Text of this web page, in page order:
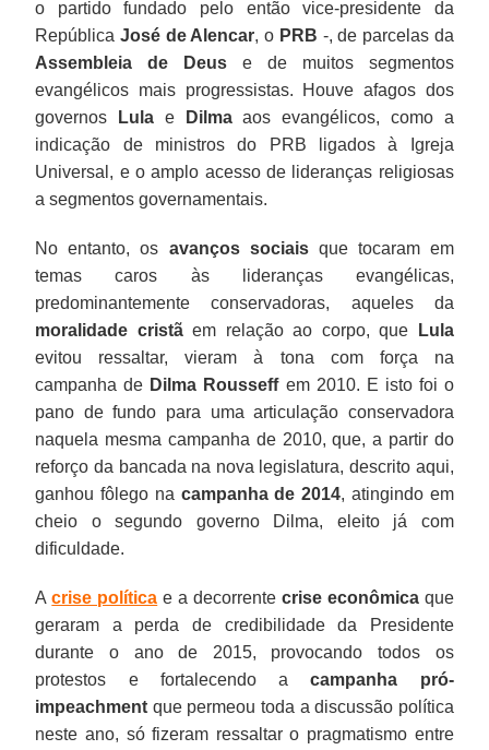
o partido fundado pelo então vice-presidente da
RepúblicaJosé de Alencar, o PRB -, de parcelas da
Assembleia de Deus e de muitos segmentos
evangélicos mais progressistas. Houve afagos dos
governos
Lula e Dilmaaos evangélicos, como a
indicação de ministros do PRB ligados à Igreja
Universal, e o amplo acesso de lideranças religiosas
a segmentos governamentais.
No entanto, os avanços sociaisque tocaram em
temas caros às lideranças evangélicas,
predominantemente conservadoras, aqueles da
moralidade cristãem relação ao corpo, que
Lula
evitou ressaltar, vieram à tona com força na
campanha de Dilma Rousseffem 2010. E isto foi o
pano de fundo para uma articulação conservadora
naquela mesma campanha de 2010, que, a partir do
reforço da bancada na nova legislatura, descrito aqui,
ganhou fôlego na campanha de 2014, atingindo em
cheio o segundo governo Dilma, eleito já com
dificuldade.
Acrise política e a decorrente crise econômicaque
geraram a perda de credibilidade da Presidente
durante o ano de 2015, provocando todos os
protestos e fortalecendo acampanha pró-
impeachment que permeou toda a discussão política
neste ano, só fizeram ressaltar o pragmatismo entre